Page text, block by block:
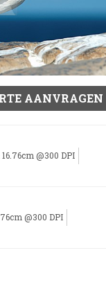
AANVRAGEN
16.76cm @300 DPI
@300 DPI